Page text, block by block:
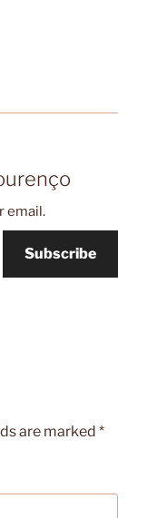
email.
Subscribe
are marked *